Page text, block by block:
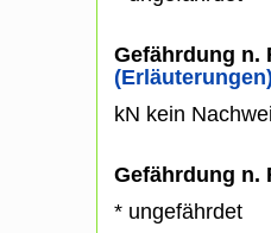
Gefährdung n.
(Erläuterungen)
kN kein
Gefährdung n.
* ungefährdet